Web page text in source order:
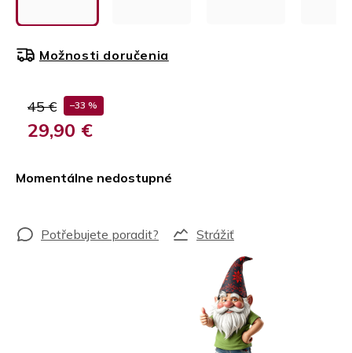
45 € –33 %
29,90 €
Momentálne nedostupné
Možnosti doručenia
Strážiť